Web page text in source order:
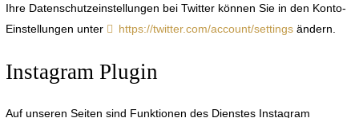
Ihre Datenschutzeinstellungen bei Twitter können Sie in den Konto-
Einstellungen unter
https://twitter.com/account/settings ändern.
Instagram Plugin
Auf unseren Seiten sind Funktionen des Dienstes Instagram